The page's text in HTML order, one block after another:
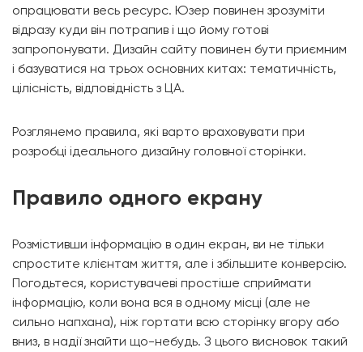
опрацювати весь ресурс. Юзер повинен зрозуміти
відразу куди він потрапив і що йому готові
запропонувати. Дизайн сайту повинен бути приємним
і базуватися на трьох основних китах: тематичність,
цілісність, відповідність з ЦА.
Розглянемо правила, які варто враховувати при
розробці ідеального дизайну головної сторінки.
Правило одного екрану
Розмістивши інформацію в один екран, ви не тільки
спростите клієнтам життя, але і збільшите конверсію.
Погодьтеся, користувачеві простіше сприймати
інформацію, коли вона вся в одному місці (але не
сильно напхана), ніж гортати всю сторінку вгору або
вниз, в надії знайти що-небудь. З цього висновок такий